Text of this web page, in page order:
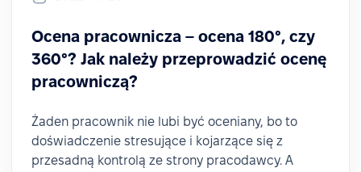
Ocena pracownicza – ocena 180°, czy
360°? Jak należy przeprowadzić ocenę
pracowniczą?
Żaden pracownik nie lubi być oceniany, bo to
doświadczenie stresujące i kojarzące się z
przesadną kontrolą ze strony pracodawcy. A